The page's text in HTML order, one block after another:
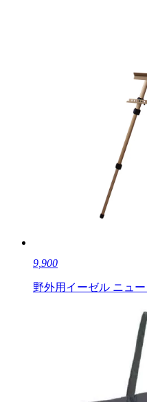
9,900
野外用イーゼル ニュ